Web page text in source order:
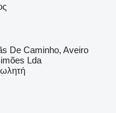
De Caminho, Aveiro
Lda